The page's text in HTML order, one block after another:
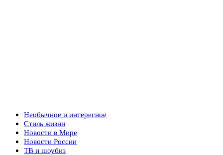
Необычное и интересное
Стиль жизни
Новости в Мире
Новости России
ТВ и шоубиз